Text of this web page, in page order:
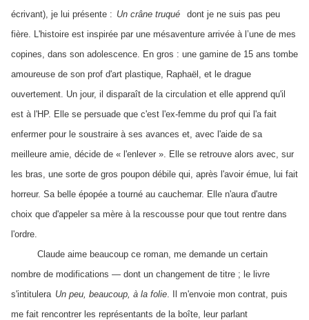
écrivant), je lui présente : Un crâne truqué
dont je ne suis pas peu
fière. L'histoire est inspirée par une mésaventure arrivée à l’une de mes
copines, dans son adolescence. En gros : une gamine de 15 ans tombe
amoureuse de son prof d'art plastique, Raphaël, et le drague
ouvertement. Un jour, il disparaît de la circulation et elle apprend qu'il
est à l'HP. Elle se persuade que c'est l'ex-femme du prof qui l'a fait
enfermer pour le soustraire à ses avances et, avec l'aide de sa
meilleure amie, décide de « l'enlever ». Elle se retrouve alors avec, sur
les bras, une sorte de gros poupon débile qui, après l'avoir émue, lui fait
horreur. Sa belle épopée a tourné au cauchemar. Elle n'aura d'autre
choix que d'appeler sa mère à la rescousse pour que tout rentre dans
l'ordre.
Claude aime beaucoup ce roman, me demande un certain
nombre de modifications — dont un changement de titre ; le livre
s'intitulera Un peu, beaucoup, à la folie. Il m'envoie mon contrat, puis
me fait rencontrer les représentants de la boîte, leur parlant